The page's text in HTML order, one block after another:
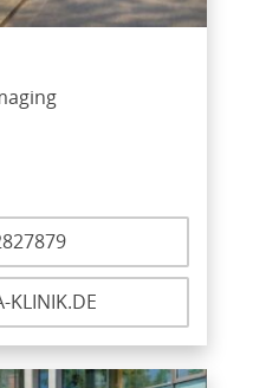
KLINIK.DE